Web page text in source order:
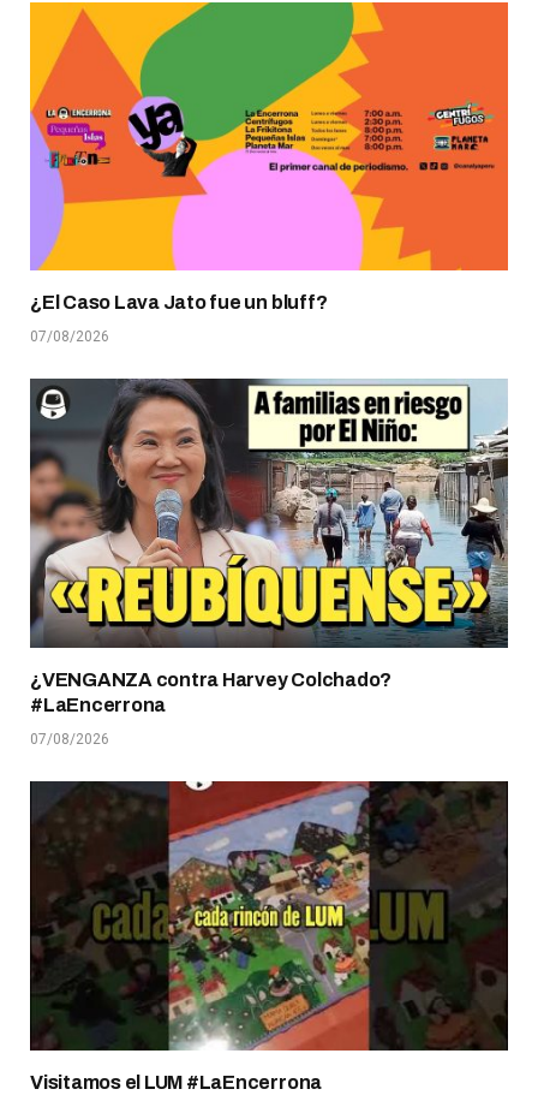
¿El Caso Lava Jato fue un bluff?
07/08/2026
¿VENGANZA contra Harvey Colchado?
#LaEncerrona
07/08/2026
Visitamos el LUM #LaEncerrona